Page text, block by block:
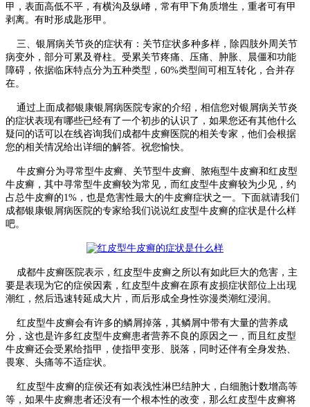
甲，表面高低不平，有横沟及纵嵴，常有甲下角质增生，重者可有甲
剥离。有时形成匙形甲。
三、银屑病关节炎的症状有：关节症状多种多样，除四肢外周关节
病变外，部分可累及脊柱。受累关节疼痛、压痛、肿胀、晨僵和功能
障碍，依据临床特点分为五种类型，60%类型间可相互转化，合并存
在。
通过上面成都银康银屑病医院专家的介绍，相信您对银屑病关节炎
的症状表现有哪些已经有了一个初步的认识了，如果您还有其他什么
疑问的话可以在线咨询我们成都牛皮癣医院的相关专家，他们会根据
您的相关情况给出详细的解答。祝您愉快。
牛皮癣分为寻常型牛皮癣、关节型牛皮癣、脓疱型牛皮癣和红皮型
牛皮癣，其中寻常型牛皮癣较为常见，而红皮型牛皮癣较为少见，约
占总牛皮癣的1%，也是危害性最大的牛皮癣症状之一。下面就请我们
成都银康银屑病医院的专家给我们说说红皮型牛皮癣的症状是什么样
吧。
成都牛皮癣医院表示，红皮型牛皮癣之所以有如此巨大的危害，主
要是表现为它的症侯因素，红皮型牛皮癣在原有皮损症状部位上出现
潮红，然后迅速转延成大片，而后形成全身性弥漫类潮红浸润。
红皮型牛皮癣会有许多的鳞屑掉落，其鳞屑中带有大量的营养成
分，这也是许多红皮型牛皮癣患者营养不良的原因之一，而且红皮型
牛皮癣还会受累给指甲，使指甲变形、脱落，同时还伴有全身发热、
畏寒、头痛等不适症状。
红皮型牛皮癣的症侯还有如表浅性淋巴结肿大，白细胞计数增高等
等，如果牛皮癣患者还没有一个根本性的改变，那么红皮型牛皮癣将